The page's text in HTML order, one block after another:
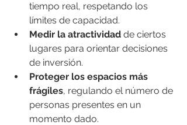
tiempo real, respetando los
límites de capacidad.
Medir la atractividad de ciertos
lugares para orientar decisiones
de inversión.
Proteger los espacios más
frágiles, regulando el número de
personas presentes en un
momento dado.